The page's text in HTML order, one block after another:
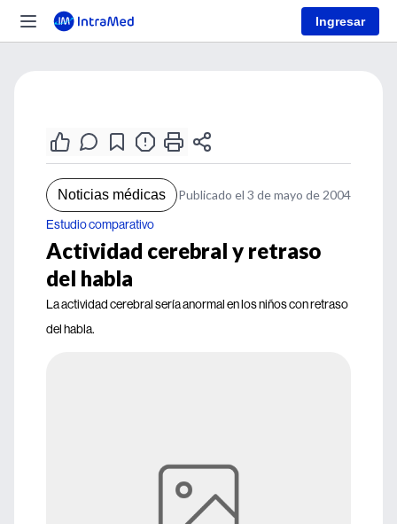
Ingresar
Noticias médicas Publicado el 3 de mayo de 2004
Estudio comparativo
Actividad cerebral y retraso
del habla
La actividad cerebral sería anormal en los niños con retraso
del habla.